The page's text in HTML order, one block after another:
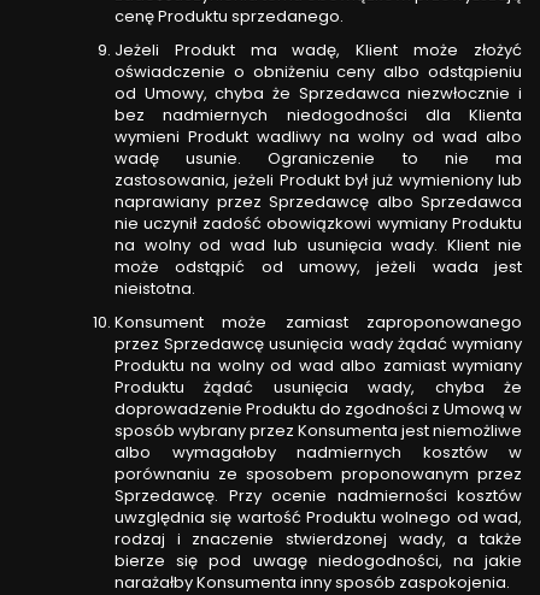
cenę Produktu sprzedanego.
Jeżeli Produkt ma wadę, Klient może złożyć
oświadczenie o obniżeniu ceny albo odstąpieniu
od Umowy, chyba że Sprzedawca niezwłocznie i
bez nadmiernych niedogodności dla Klienta
wymieni Produkt wadliwy na wolny od wad albo
wadę usunie. Ograniczenie to nie ma
zastosowania, jeżeli Produkt był już wymieniony lub
naprawiany przez Sprzedawcę albo Sprzedawca
nie uczynił zadość obowiązkowi wymiany Produktu
na wolny od wad lub usunięcia wady. Klient nie
może odstąpić od umowy, jeżeli wada jest
nieistotna.
Konsument może zamiast zaproponowanego
przez Sprzedawcę usunięcia wady żądać wymiany
Produktu na wolny od wad albo zamiast wymiany
Produktu żądać usunięcia wady, chyba że
doprowadzenie Produktu do zgodności z Umową w
sposób wybrany przez Konsumenta jest niemożliwe
albo wymagałoby nadmiernych kosztów w
porównaniu ze sposobem proponowanym przez
Sprzedawcę. Przy ocenie nadmierności kosztów
uwzględnia się wartość Produktu wolnego od wad,
rodzaj i znaczenie stwierdzonej wady, a także
bierze się pod uwagę niedogodności, na jakie
narażałby Konsumenta inny sposób zaspokojenia.